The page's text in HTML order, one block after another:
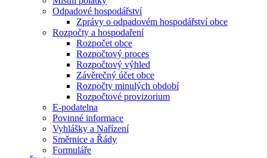
Odpadové hospodářství
Zprávy o odpadovém hospodářství obce
Rozpočty a hospodaření
Rozpočet obce
Rozpočtový proces
Rozpočtový výhled
Závěrečný účet obce
Rozpočty minulých období
Rozpočtové provizorium
E-podatelna
Povinné informace
Vyhlášky a Nařízení
Směrnice a Řády
Formuláře